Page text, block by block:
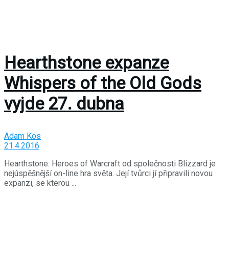
Hearthstone expanze
Whispers of the Old Gods
vyjde 27. dubna
Adam Kos
21.4.2016
Hearthstone: Heroes of Warcraft od společnosti Blizzard je
nejúspěšnější on-line hra světa. Její tvůrci jí připravili novou
expanzi, se kterou ...